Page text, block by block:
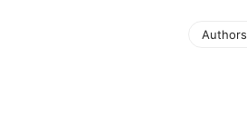
Authors